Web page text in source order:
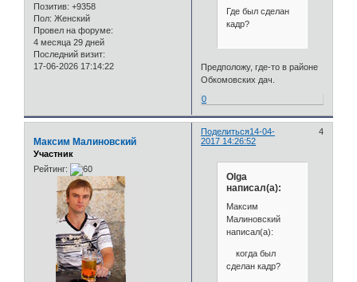
Позитив: +9358
Пол: Женский
Провел на форуме:
4 месяца 29 дней
Последний визит:
17-06-2026 17:14:22
Где был сделан
кадр?
Предположу, где-то в районе
Обкомовских дач.
0
Поделиться 4
14-04-
2017 14:26:52
Максим Малиновский
Участник
Рейтинг:
Olga
написал(а):
Максим
Малиновский
написал(а):
когда был
сделан кадр?